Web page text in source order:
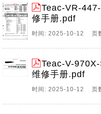
Teac-VR-
修手册.pdf
时间: 2025-10-12 页
Teac-V-
维修手册.pdf
时间: 2025-10-12 页